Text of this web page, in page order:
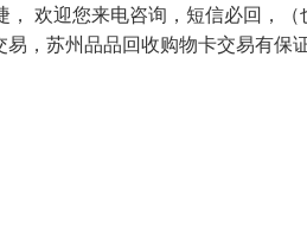
欢迎您来电咨询，短信必回，
苏州品品回收购物卡交易有保